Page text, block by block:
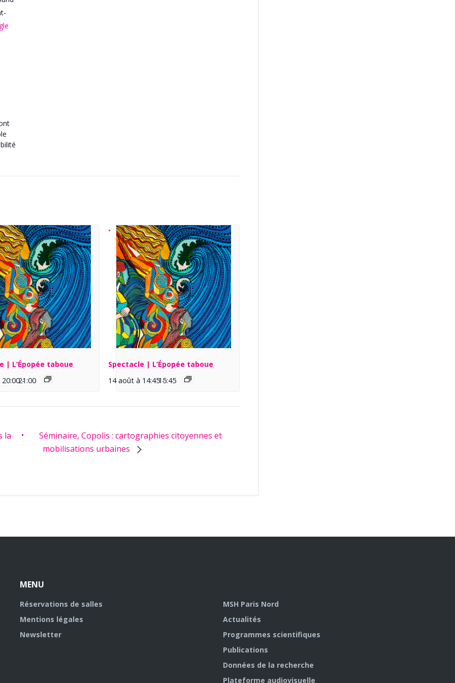
| L’Épopée taboue
-
21:00
Spectacle | L’Épopée taboue
14 août à 14:45 -
15:45
la
Séminaire, Copolis : cartographies citoyennes et
mobilisations urbaines
MENU
Réservations de salles
Mentions légales
Newsletter
MSH Paris Nord
Actualités
Programmes scientifiques
Publications
Données de la recherche
Plateforme audiovisuelle